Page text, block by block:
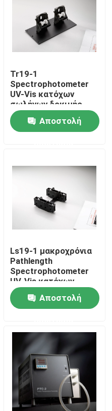
απορρόφησης
απορρόφησης φλογών
Tr19-1
Spectrophotometer
UV-Vis κατόχων
σωλήνων δοκιμής
μέρη
Αποστολή
Ls19-1 μακροχρόνια
Pathlength
Spectrophotometer
UV-Vis κατόχων
κυττάρων μέρη
Αποστολή